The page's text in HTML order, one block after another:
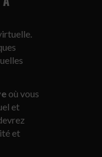
où vous
et
et